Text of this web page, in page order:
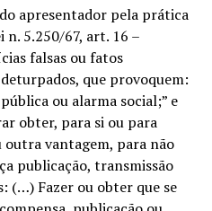
apresentador pela prática
n. 5.250/67, art. 16 –
falsas ou fatos
que provoquem:
ou alarma social;” e
obter, para si ou para
vantagem, para não
publicação, transmissão
(…) Fazer ou obter que se